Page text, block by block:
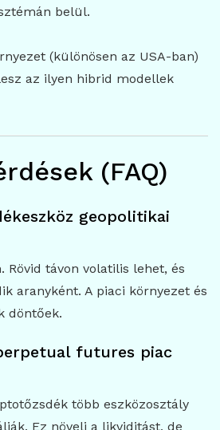
belül.
(különösen az USA-ban)
az ilyen hibrid modellek
(FAQ)
geopolitikai
Rövid távon volatilis lehet, és
aranyként. A piaci környezet és
döntőek.
futures piac
több eszközosztály
Ez növeli a likviditást, de